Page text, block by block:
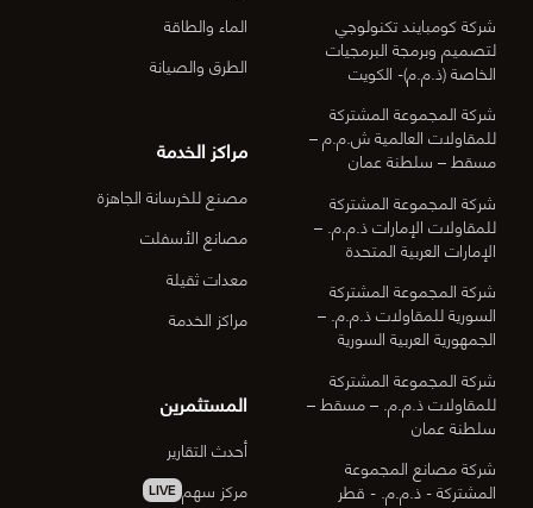
شركة كومبايند تكنولوجي
لتصميم وبرمجة البرمجيات
الخاصة (ذ.م.م)- الكويت
شركة المجموعة المشتركة
للمقاولات العالمية ش.م.م –
مسقط – سلطنة عمان
شركة المجموعة المشتركة
للمقاولات الإمارات ذ.م.م. –
الإمارات العربية المتحدة
شركة المجموعة المشتركة
السورية للمقاولات ذ.م.م. –
الجمهورية العربية السورية
شركة المجموعة المشتركة
للمقاولات ذ.م.م. – مسقط –
سلطنة عمان
شركة مصانع المجموعة
المشتركة - ذ.م.م. - قطر
الماء والطاقة
الطرق والصيانة
مراكز الخدمة
مصنع للخرسانة الجاهزة
مصانع الأسفلت
معدات ثقيلة
مراكز الخدمة
المستثمرين
أحدث التقارير
مركز سهم LIVE